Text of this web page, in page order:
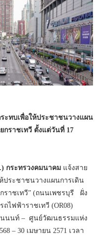
ะทบเพื่อให้ประชาชนวางแผน
กราชเทวี ตั้งแต่วันที่ 17
กระทรวงคมนาคม แจ้งสาย
ประชาชนวางแผนการเดิน
ราชเทวี” (ถนนเพชรบุรี ฝั่ง
ไฟฟ้าราชเทวี (OR08)
นนนท์ – ศูนย์วัฒนธรรมแห่ง
– 30 เมษายน 2571 เวลา